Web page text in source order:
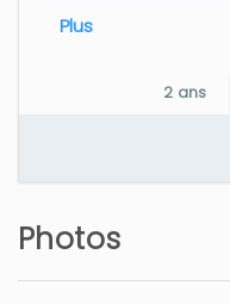
plus
2 ans
Photos